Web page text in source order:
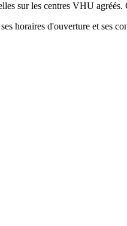
sur les centres VHU agréés.
horaires d'ouverture et ses